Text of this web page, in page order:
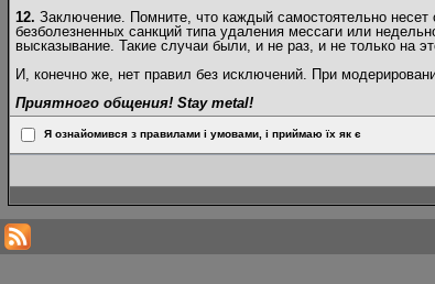
12. Заключение. Помните, что каждый самостоятельно несет
безболезненных санкций типа удаления мессаги или
высказывание. Такие случаи были, и не раз, и не только на
И, конечно же, нет правил без исключений. При
Приятного общения! Stay metal!
Я ознайомився з правилами і умовами, і приймаю їх як є